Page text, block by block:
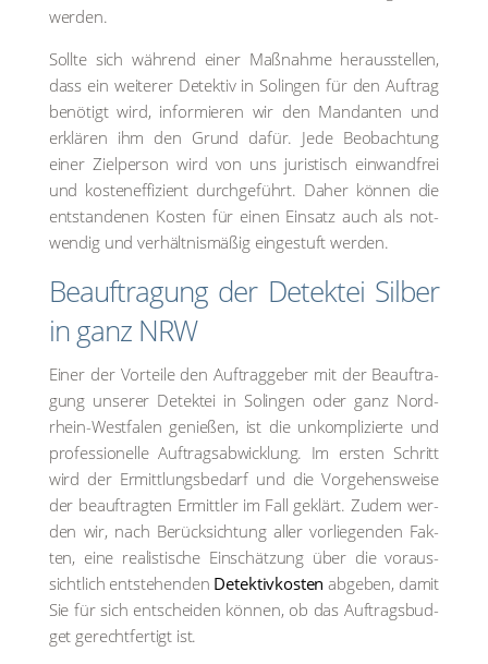
wer­den.
Soll­te sich wäh­rend einer Maß­nah­me her­aus­stel­len,
dass ein wei­te­rer Detek­tiv in Solin­gen für den Auf­trag
benö­tigt wird, infor­mie­ren wir den Man­dan­ten und
erklä­ren ihm den Grund dafür. Jede Beob­ach­tung
einer Ziel­per­son wird von uns juris­tisch ein­wand­frei
und kos­ten­ef­fi­zi­ent durch­ge­führt. Daher kön­nen die
ent­stan­de­nen Kos­ten für einen Ein­satz auch als not­
wen­dig und ver­hält­nis­mä­ßig ein­ge­stuft wer­den.
Beauf­tra­gung der Detek­tei Sil­ber
in ganz NRW
Einer der Vor­tei­le den Auf­trag­ge­ber mit der Beauf­tra­
gung unse­rer Detek­tei in Solin­gen oder ganz Nord­
rhein-West­fa­len genie­ßen, ist die unkom­pli­zier­te und
pro­fes­sio­nel­le Auf­trags­ab­wick­lung. Im ers­ten Schritt
wird der Ermitt­lungs­be­darf und die Vor­ge­hens­wei­se
der beauf­trag­ten Ermitt­ler im Fall geklärt. Zudem wer­
den wir, nach Berück­sich­tung aller vor­lie­gen­den Fak­
ten, eine rea­lis­ti­sche Ein­schät­zung über die vor­aus­
sicht­lich ent­ste­hen­den Detektiv­kosten abge­ben, damit
Sie für sich ent­schei­den kön­nen, ob das Auf­trags­bud­
get gerecht­fer­tigt ist.